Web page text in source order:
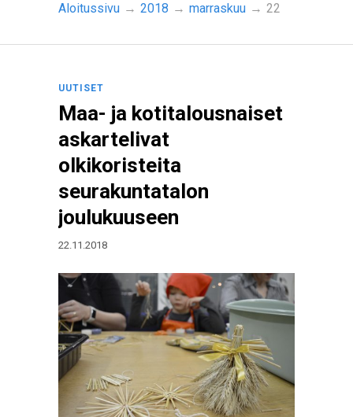
Aloitussivu → 2018 → marraskuu → 22
UUTISET
Maa- ja kotitalousnaiset
askartelivat
olkikoristeita
seurakuntatalon
joulukuuseen
22.11.2018